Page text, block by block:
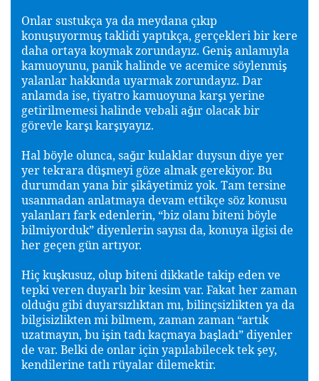
Onlar sustukça ya da meydana çıkıp
konuşuyormuş taklidi yaptıkça, gerçekleri bir kere
daha ortaya koymak zorundayız. Geniş anlamıyla
kamuoyunu, panik halinde ve acemice söylenmiş
yalanlar hakkında uyarmak zorundayız. Dar
anlamda ise, tiyatro kamuoyuna karşı yerine
getirilmemesi halinde vebali ağır olacak bir
görevle karşı karşıyayız.
Hal böyle olunca, sağır kulaklar duysun diye yer
yer tekrara düşmeyi göze almak gerekiyor. Bu
durumdan yana bir şikâyetimiz yok. Tam tersine
usanmadan anlatmaya devam ettikçe söz konusu
yalanları fark edenlerin, “biz olanı biteni böyle
bilmiyorduk” diyenlerin sayısı da, konuya ilgisi de
her geçen gün artıyor.
Hiç kuşkusuz, olup biteni dikkatle takip eden ve
tepki veren duyarlı bir kesim var. Fakat her zaman
olduğu gibi duyarsızlıktan mı, bilinçsizlikten ya da
bilgisizlikten mi bilmem, zaman zaman “artık
uzatmayın, bu işin tadı kaçmaya başladı” diyenler
de var. Belki de onlar için yapılabilecek tekşey,
kendilerine tatlı rüyalar dilemektir.